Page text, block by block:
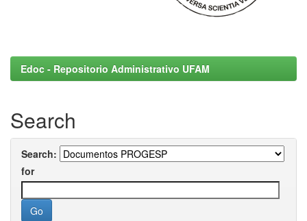
Edoc - Repositorio Administrativo UFAM
Search
Search:
for